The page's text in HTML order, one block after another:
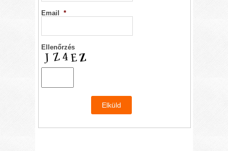
Email *
Ellenőrzés